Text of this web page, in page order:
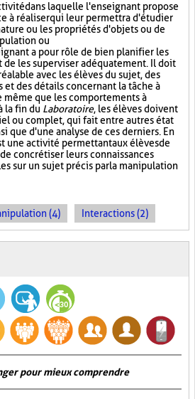
dans laquelle l'enseignant propose
à réaliser qui leur permettra d'étudier
ou les propriétés d'objets ou de
ou
a pour rôle de bien planifier les
de les superviser adéquatement. Il doit
avec les élèves du sujet, des
et des détails concernant la tâche à
même que les comportements à
la fin du Laboratoire, les élèves doivent
ou complet, qui fait entre autres état
que d'une analyse de ces derniers. En
une activité permettant aux élèves de
concrétiser leurs connaissances
sur un sujet précis par la manipulation
(4) Interactions (2)
pour mieux comprendre